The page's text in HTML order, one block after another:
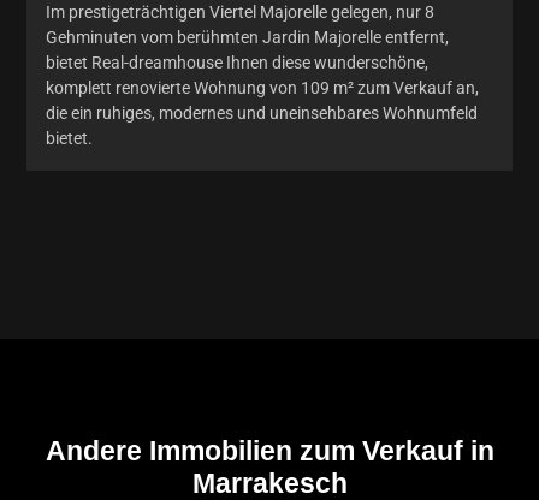
Im prestigeträchtigen Viertel Majorelle gelegen, nur 8
Gehminuten vom berühmten Jardin Majorelle entfernt,
bietet Real-dreamhouse Ihnen diese wunderschöne,
komplett renovierte Wohnung von 109 m² zum Verkauf an,
die ein ruhiges, modernes und uneinsehbares Wohnumfeld
bietet.
Andere Immobilien zum Verkauf in
Marrakesch